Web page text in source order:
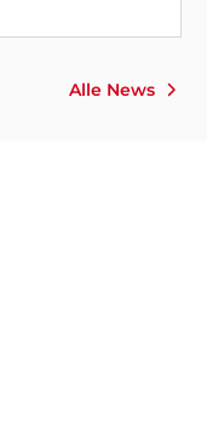
Alle News